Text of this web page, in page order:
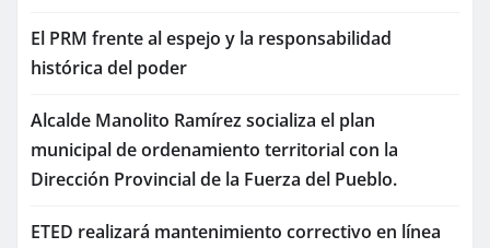
El PRM frente al espejo y la responsabilidad
histórica del poder
Alcalde Manolito Ramírez socializa el plan
municipal de ordenamiento territorial con la
Dirección Provincial de la Fuerza del Pueblo.
ETED realizará mantenimiento correctivo en línea